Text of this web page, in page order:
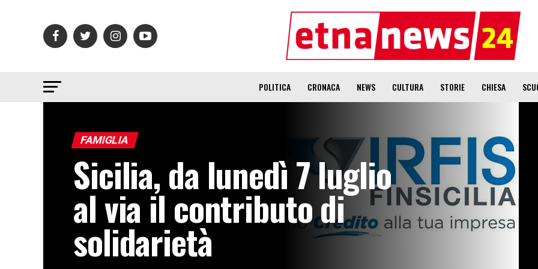
POLITICA CRONACA NEWS CULTURA STORIE CHIESA
FAMIGLIA
Sicilia, da lunedì 7 luglio
al via il contributo di
solidarietà